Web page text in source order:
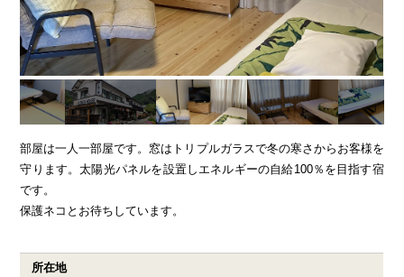
体験予約 アクセス
ENGLISH 繁体字
お問合せ
検索
部屋は一人一部屋です。窓はトリプルガラスで冬の寒さからお客様を
守ります。太陽光パネルを設置しエネルギーの自給100％を目指す宿
です。
保護ネコとお待ちしています。
所在地